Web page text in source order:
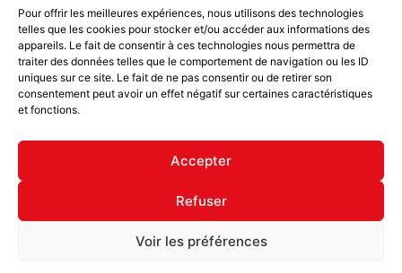
Pour offrir les meilleures expériences, nous utilisons des technologies
telles que les cookies pour stocker et/ou accéder aux informations des
appareils. Le fait de consentir à ces technologies nous permettra de
traiter des données telles que le comportement de navigation ou les ID
uniques sur ce site. Le fait de ne pas consentir ou de retirer son
consentement peut avoir un effet négatif sur certaines caractéristiques
et fonctions.
Accepter
Refuser
Voir les préférences
2022, et à Colmar, Vignoble et Plaine depuis 2023.
SUIVEZ-NOUS
© Copyright © 2022 Maxi Flash